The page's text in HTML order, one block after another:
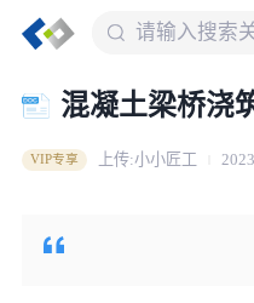
混凝土梁桥浇
VIP专享 上传:小小匠工